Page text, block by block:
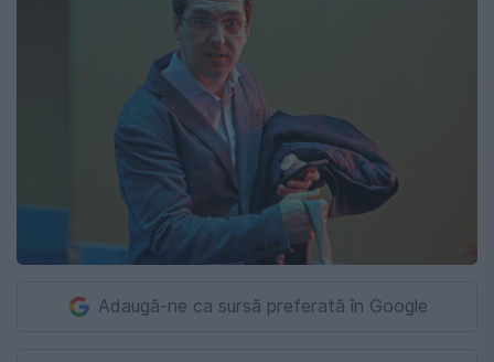
Adaugă-ne ca sursă preferată în Google